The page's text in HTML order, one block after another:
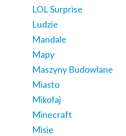
LOL Surprise
Ludzie
Mandale
Mapy
Maszyny Budowlane
Miasto
Mikołaj
Minecraft
Misie